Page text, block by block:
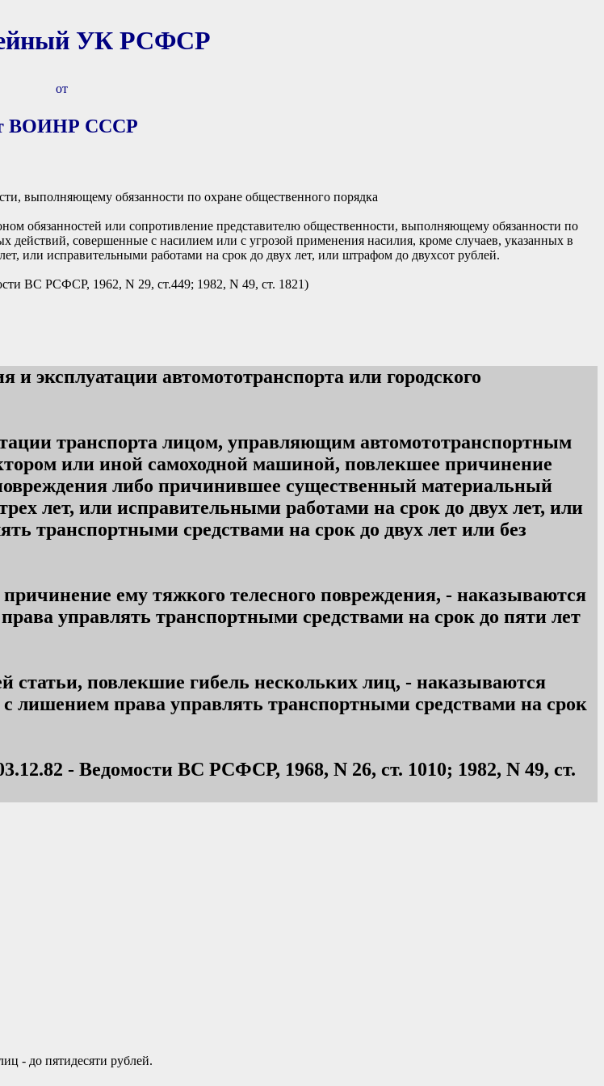
УК РСФСР
от
ВОИНР СССР
выполняющему обязанности по охране общественного порядка
обязанностей или сопротивление представителю общественности, выполняющему обязанности по
совершенные с насилием или с угрозой применения насилия, кроме случаев, указанных в
или исправительными работами на срок до двух лет, или штрафом до двухсот рублей.
ВС РСФСР, 1962, N 29, ст.449; 1982, N 49, ст. 1821)
эксплуатации автомототранспорта или городского
транспорта лицом, управляющим автомототранспортным
или иной самоходной машиной, повлекшее причинение
либо причинившее существенный материальный
лет, или исправительными работами на срок до двух лет, или
транспортными средствами на срок до двух лет или без
ему тяжкого телесного повреждения, - наказываются
управлять транспортными средствами на срок до пяти лет
статьи, повлекшие гибель нескольких лиц, - наказываются
лишением права управлять транспортными средствами на срок
- Ведомости ВС РСФСР, 1968, N 26, ст. 1010; 1982, N 49, ст.
- до пятидесяти рублей.